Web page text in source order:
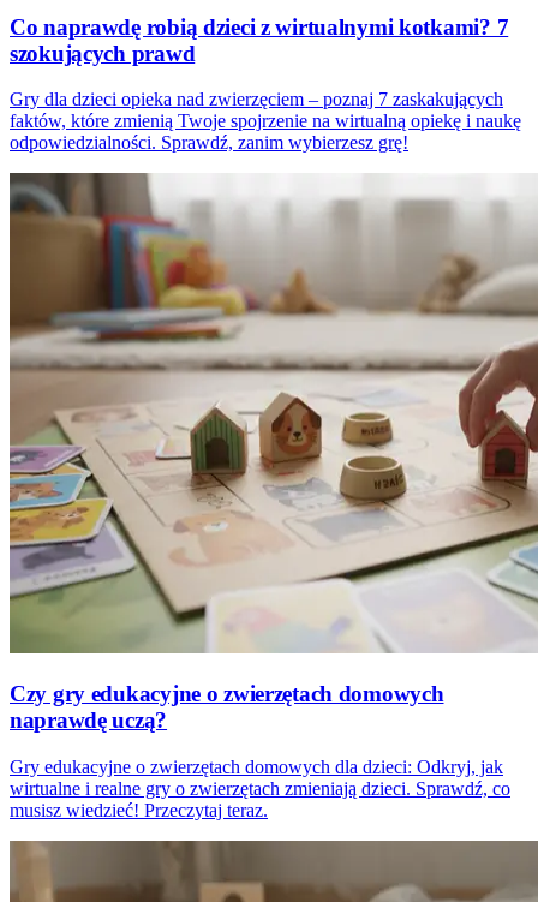
Co naprawdę robią dzieci z wirtualnymi kotkami? 7
szokujących prawd
Gry dla dzieci opieka nad zwierzęciem – poznaj 7 zaskakujących
faktów, które zmienią Twoje spojrzenie na wirtualną opiekę i naukę
odpowiedzialności. Sprawdź, zanim wybierzesz grę!
Czy gry edukacyjne o zwierzętach domowych
naprawdę uczą?
Gry edukacyjne o zwierzętach domowych dla dzieci: Odkryj, jak
wirtualne i realne gry o zwierzętach zmieniają dzieci. Sprawdź, co
musisz wiedzieć! Przeczytaj teraz.